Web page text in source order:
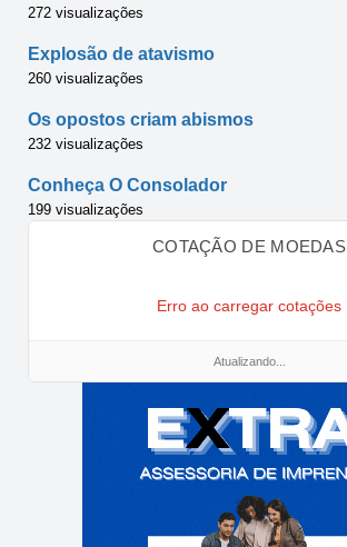
272 visualizações
Explosão de atavismo
260 visualizações
Os opostos criam abismos
232 visualizações
Conheça O Consolador
199 visualizações
COTAÇÃO DE MOEDAS
Erro ao carregar cotações
Atualizando...